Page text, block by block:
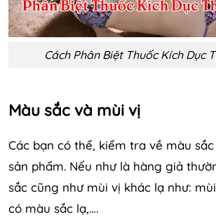
Cách Phân Biệt Thuốc Kích Dục
Màu sắc và mùi vị
Các bạn có thể, kiểm tra về màu
sản phẩm. Nếu như là hàng giả
sắc cũng như mùi vị khác lạ như:
có màu sắc lạ,….